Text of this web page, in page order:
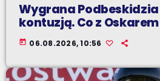
Wygrana
kontuzją. Co z
today 06.08.2026, 10:56